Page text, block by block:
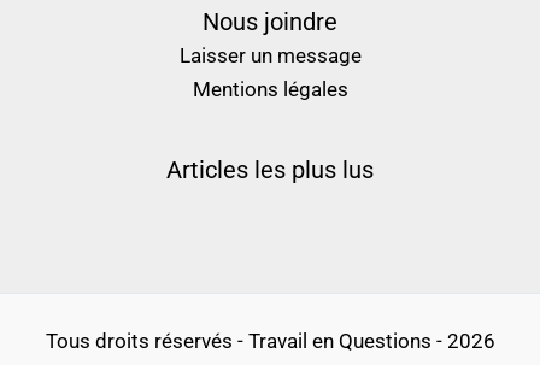
Nous joindre
Laisser un message
Mentions légales
Articles les plus lus
Tous droits réservés - Travail en Questions - 2026